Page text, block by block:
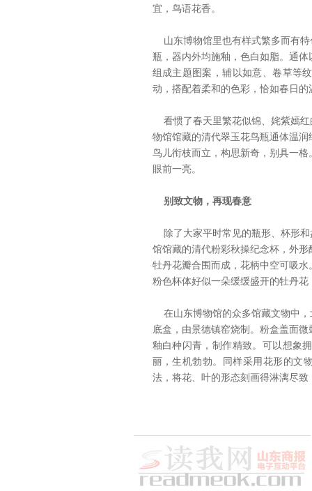
宜，鸟语花香。
山东博物馆里也有样式繁多而有特
瓶，器内外均施釉，色白如脂。通
组成主题图案，辅以如意、卷草等
动，搭配着柔和的色彩，恰如春日的
看惯了春天里繁花似锦、姹紫嫣红
物馆馆藏的清代翠玉花鸟瓶通体温
鸟儿衔枝而立，构思新奇，别具一
眼前一亮。
别致文物，再现春意
除了大家平时常见的瓶形、杯形和
馆馆藏的清代粉彩秋操纪念杯，外
牡丹花瓣合围而成，花柄中空可吸
粉色杯体好似一朵缓缓盛开的牡丹花
在山东博物馆的众多馆藏文物中，
底盒，由景德镇窑烧制。粉盒盖面
釉白种闪青，制作精致。可以想象
丽，生机勃勃。同样采用花形的文
法，将花、叶的形态刻画得淋漓尽